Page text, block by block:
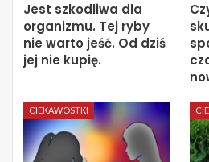
Jest szkodliwa dla
organizmu. Tej ryby
nie warto jeść. Od dziś
jej nie kupię.
CIEKAWOSTKI